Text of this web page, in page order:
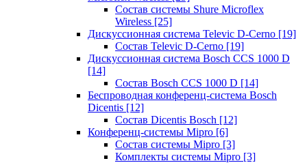
Состав системы Shure Microflex
Wireless [25]
Дискуссионная система Televic D-Cerno [19]
Состав Televic D-Cerno [19]
Дискуссионная система Bosch CCS 1000 D
[14]
Состав Bosch CCS 1000 D [14]
Беспроводная конференц-система Bosch
Dicentis [12]
Состав Dicentis Bosch [12]
Конференц-системы Mipro [6]
Состав системы Mipro [3]
Комплекты системы Mipro [3]